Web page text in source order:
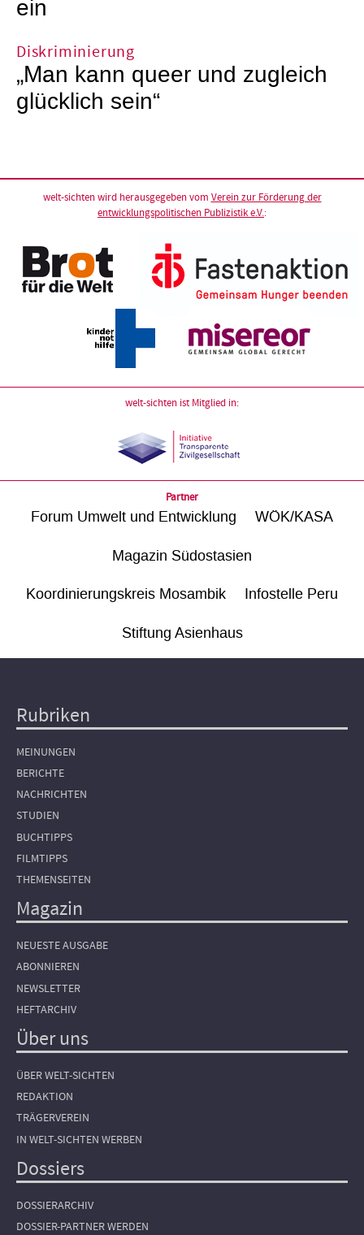
ein
Diskriminierung
„Man kann queer und zugleich
glücklich sein“
welt-sichten wird herausgegeben vom Verein zur Förderung der
entwicklungspolitischen Publizistik e.V.:
welt-sichten ist Mitglied in:
Partner
Forum Umwelt und Entwicklung WÖK/KASA
Magazin Südostasien
Koordinierungskreis Mosambik Infostelle Peru
Stiftung Asienhaus
Hauptnavigation
Rubriken
MEINUNGEN
BERICHTE
NACHRICHTEN
STUDIEN
BUCHTIPPS
FILMTIPPS
THEMENSEITEN
Magazin
NEUESTE AUSGABE
ABONNIEREN
NEWSLETTER
HEFTARCHIV
Über uns
ÜBER WELT-SICHTEN
REDAKTION
TRÄGERVEREIN
IN WELT-SICHTEN WERBEN
Dossiers
DOSSIERARCHIV
DOSSIER-PARTNER WERDEN